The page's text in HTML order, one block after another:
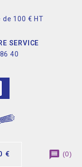
100 € HT
SERVICE
40
€ message (0)